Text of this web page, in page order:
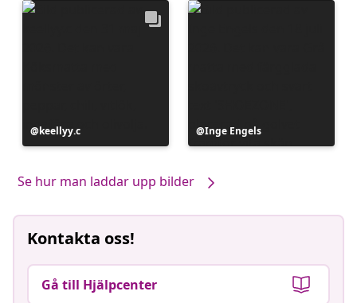
Inlägg
publicerat
keellyy.c
Inlägg
publicerat
Inge Engels
Se hur man laddar upp bilder
Kontakta oss!
Gå till Hjälpcenter